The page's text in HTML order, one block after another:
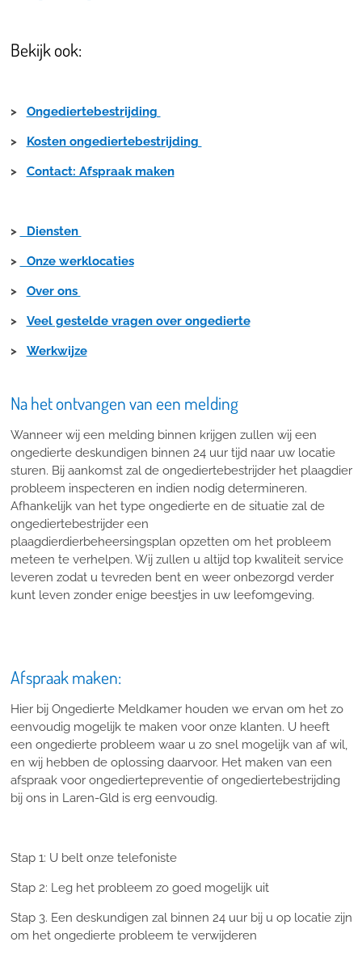
Bekijk ook:
> Ongediertebestrijding
> Kosten ongediertebestrijding
> Contact: Afspraak maken
> Diensten
> Onze werklocaties
> Over ons
> Veel gestelde vragen over ongedierte
> Werkwijze
Na het ontvangen van een melding
Wanneer wij een melding binnen krijgen zullen wij een
ongedierte deskundigen binnen 24 uur tijd naar uw locatie
sturen. Bij aankomst zal de ongediertebestrijder het plaagdier
probleem inspecteren en indien nodig determineren.
Afhankelijk van het type ongedierte en de situatie zal de
ongediertebestrijder een
plaagdierdierbeheersingsplan opzetten om het probleem
meteen te verhelpen. Wij zullen u altijd top kwaliteit service
leveren zodat u tevreden bent en weer onbezorgd verder
kunt leven zonder enige beestjes in uw leefomgeving.
Afspraak maken:
Hier bij Ongedierte Meldkamer houden we ervan om het zo
eenvoudig mogelijk te maken voor onze klanten. U heeft
een ongedierte probleem waar u zo snel mogelijk van af wil,
en wij hebben de oplossing daarvoor. Het maken van een
afspraak voor ongediertepreventie of ongediertebestrijding
bij ons in Laren-Gld is erg eenvoudig.
Stap 1: U belt onze telefoniste
Stap 2: Leg het probleem zo goed mogelijk uit
Stap 3. Een deskundigen zal binnen 24 uur bij u op locatie zijn
om het ongedierte probleem te verwijderen